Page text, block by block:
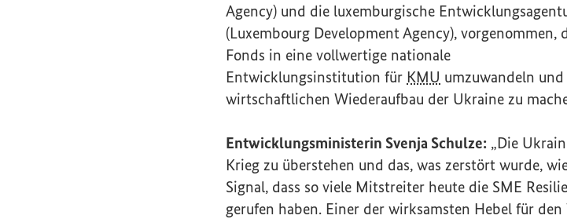
Agency) und die luxemburgische
(Luxembourg Development Agency), vorgenommen,
Fonds in eine vollwertige nationale
Entwicklungsinstitution für KMU umzuwandeln
wirtschaftlichen Wiederaufbau der Ukraine zu
Entwicklungsministerin Svenja Schulze: „Die
Krieg zu überstehen und das, was zerstört wurde,
Signal, dass so viele Mitstreiter heute die SME
gerufen haben. Einer der wirksamsten Hebel für